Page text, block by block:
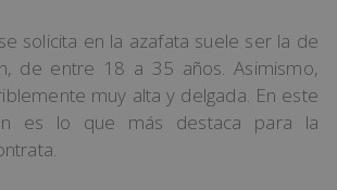
solicita en la azafata suele ser la de
de entre 18 a 35 años. Asimismo,
muy alta y delgada. En este
es lo que más destaca para la